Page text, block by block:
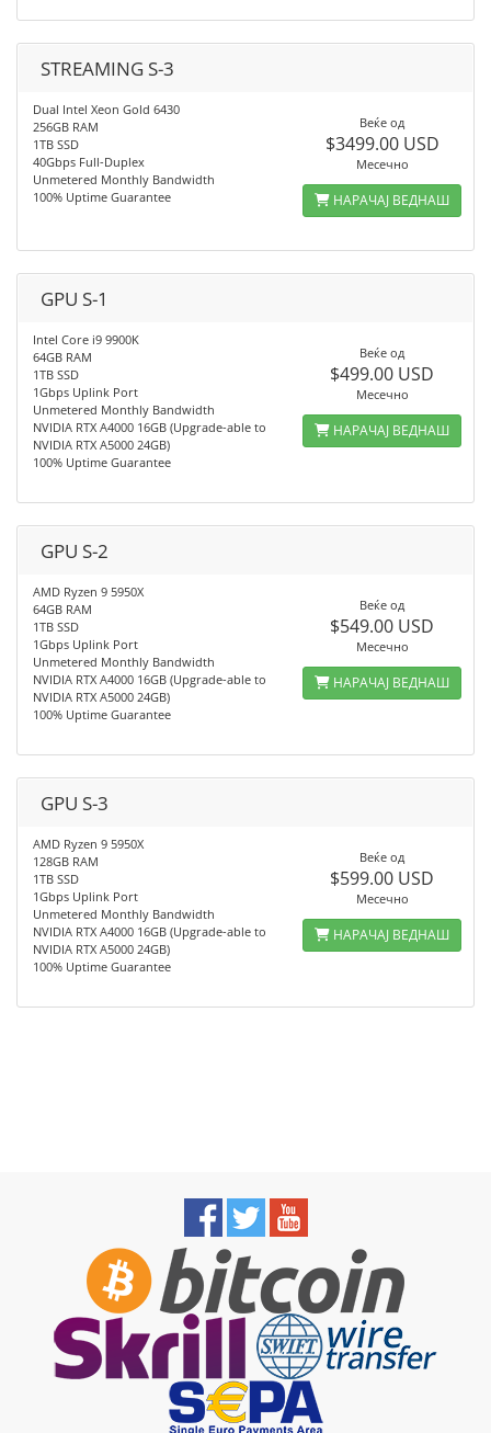
STREAMING S-3
Dual Intel Xeon Gold 6430
256GB RAM
1TB SSD
40Gbps Full-Duplex
Unmetered Monthly Bandwidth
100% Uptime Guarantee
Веќе од
$3499.00 USD
Месечно
НАРАЧАЈ ВЕДНАШ
GPU S-1
Intel Core i9 9900K
64GB RAM
1TB SSD
1Gbps Uplink Port
Unmetered Monthly Bandwidth
NVIDIA RTX A4000 16GB (Upgrade-able to
NVIDIA RTX A5000 24GB)
100% Uptime Guarantee
Веќе од
$499.00 USD
Месечно
НАРАЧАЈ ВЕДНАШ
GPU S-2
AMD Ryzen 9 5950X
64GB RAM
1TB SSD
1Gbps Uplink Port
Unmetered Monthly Bandwidth
NVIDIA RTX A4000 16GB (Upgrade-able to
NVIDIA RTX A5000 24GB)
100% Uptime Guarantee
Веќе од
$549.00 USD
Месечно
НАРАЧАЈ ВЕДНАШ
GPU S-3
AMD Ryzen 9 5950X
128GB RAM
1TB SSD
1Gbps Uplink Port
Unmetered Monthly Bandwidth
NVIDIA RTX A4000 16GB (Upgrade-able to
NVIDIA RTX A5000 24GB)
100% Uptime Guarantee
Веќе од
$599.00 USD
Месечно
НАРАЧАЈ ВЕДНАШ